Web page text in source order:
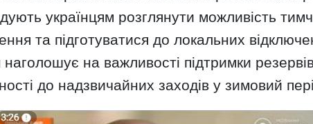
українцям розглянути можливість
та підготуватися до локальних
наголошує на важливості підтримки резервів
до надзвичайних заходів у зимовий